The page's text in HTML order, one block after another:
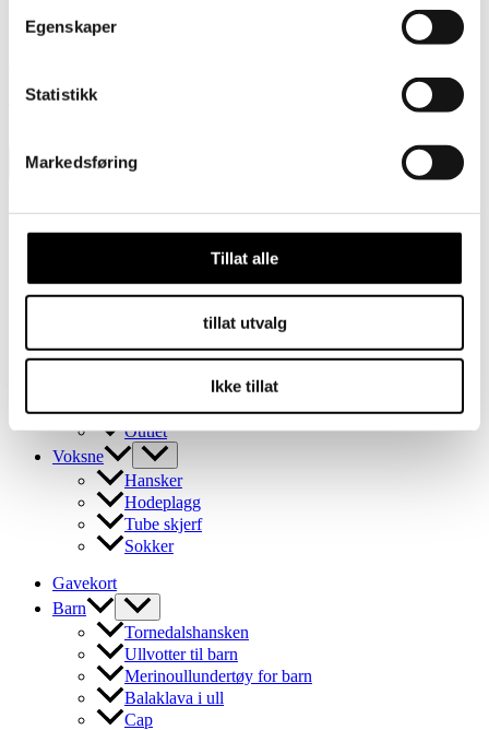
Egenskaper
Statistikk
Markedsføring
Tillat alle
tillat utvalg
Ikke tillat
Sokker i merinoull – Tennissokker / Beige brun (kopia) (kopia)
Barn
Tornedalshansken
Merinoullundertøy for barn
Balaklava i ull
Cap
pannebånd
Ullsokker for barn
Outlet
Voksne
Hansker
Hodeplagg
Tube skjerf
Sokker
Gavekort
Barn
Tornedalshansken
Ullvotter til barn
Merinoullundertøy for barn
Balaklava i ull
Cap